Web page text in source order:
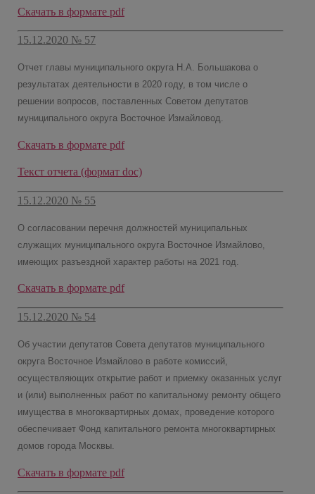
Скачать в формате pdf
15.12.2020 № 57
Отчет главы муниципального округа Н.А. Большакова о
результатах деятельности в 2020 году, в том числе о
решении вопросов, поставленных Советом депутатов
муниципального округа Восточное Измайловод.
Скачать в формате pdf
Текст отчета (формат doc)
15.12.2020 № 55
О согласовании перечня должностей муниципальных
служащих муниципального округа Восточное Измайлово,
имеющих разъездной характер работы на 2021 год.
Скачать в формате pdf
15.12.2020 № 54
Об участии депутатов Совета депутатов муниципального
округа Восточное Измайлово в работе комиссий,
осуществляющих открытие работ и приемку оказанных услуг
и (или) выполненных работ по капитальному ремонту общего
имущества в многоквартирных домах, проведение которого
обеспечивает Фонд капитального ремонта многоквартирных
домов города Москвы.
Скачать в формате pdf